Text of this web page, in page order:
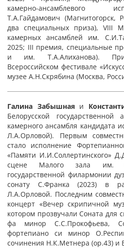
камерно-ансамблевого
Т.А.Гайдамович
два специальных приза), VIII
камерных ансамблей им.
2025; III премия, специальные
и им. Т.А.Алиханова).
Всероссийском фестивале
музее А.Н.Скрябина (Москва,
Галина Забышная и
Белорусской
камерного ансамбля кандидата
Л.А.Орловой). Первым
стало исполнение
«Памяти И.И.Соллертинского»
сцене Малого зала им.
государственной филармонии
сонату С.Франка (2023) в
Л.А.Орловой. Последним
концерт «Вечер скрипичной
котором прозвучали Соната для
фа минор С.С.Прокофьева,
фортепиано си минор
сочинения Н.К.Метнера (ор.43) и